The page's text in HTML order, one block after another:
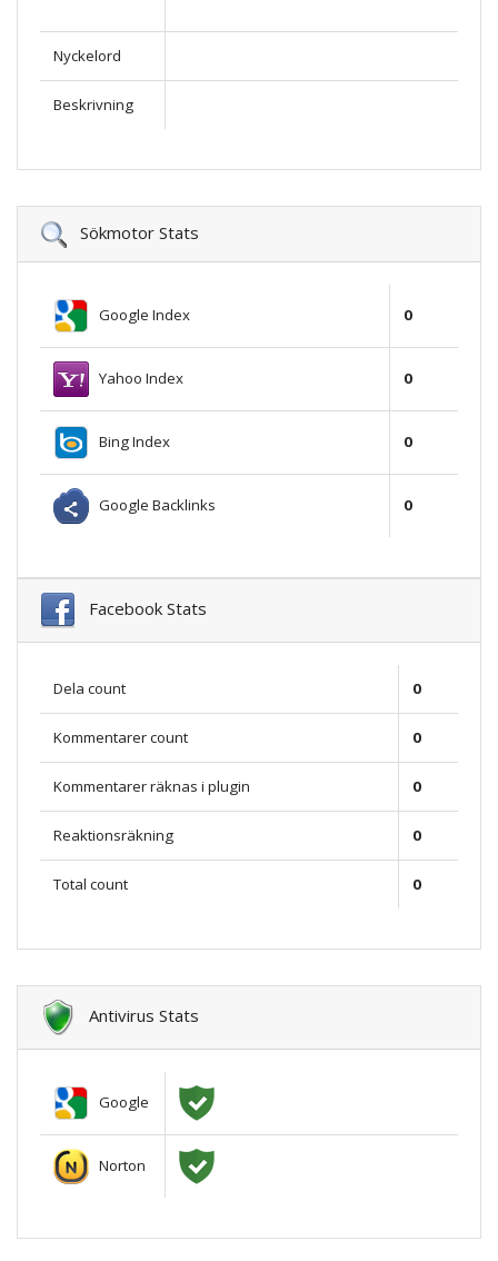
Nyckelord
Beskrivning
Sökmotor Stats
Google Index 0
Yahoo Index 0
Bing Index 0
Google Backlinks 0
Facebook Stats
Dela count 0
Kommentarer count 0
Kommentarer räknas i plugin 0
Reaktionsräkning 0
Total count 0
Antivirus Stats
Google
Norton